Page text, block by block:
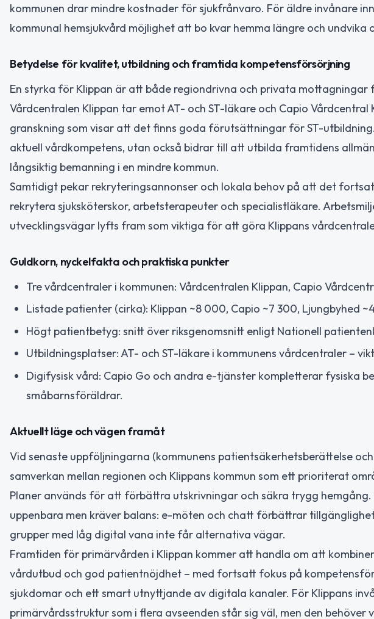
kommunen drar mindre kostnader för sjukfrånvaro. För äldre invånare
kommunal hemsjukvård möjlighet att bo kvar hemma längre och undvika
Betydelse för kvalitet, utbildning och framtida kompetensförsörjning
En styrka för Klippan är att både regiondrivna och privata mottagningar
Vårdcentralen Klippan tar emot AT- och ST-läkare och Capio Vårdcentral
granskning som visar att det finns goda förutsättningar för ST-
aktuell vårdkompetens, utan också bidrar till att utbilda framtidens
långsiktig bemanning i en mindre kommun.
Samtidigt pekar rekryteringsannonser och lokala behov på att det
rekrytera sjuksköterskor, arbetsterapeuter och specialistläkare.
utvecklingsvägar lyfts fram som viktiga för att göra Klippans
Guldkorn, nyckelfakta och praktiska punkter
Tre vårdcentraler i kommunen: Vårdcentralen Klippan, Capio
Listade patienter (cirka): Klippan ~8 000, Capio ~7 300, Ljungbyhed
Högt patientbetyg: snitt över riksgenomsnitt enligt Nationell
Utbildningsplatser: AT- och ST-läkare i kommunens vårdcentraler –
Digifysisk vård: Capio Go och andra e-tjänster kompletterar fysiska
småbarnsföräldrar.
Aktuellt läge och vägen framåt
Vid senaste uppföljningarna (kommunens patientsäkerhetsberättelse
samverkan mellan regionen och Klippans kommun som ett prioriterat
Planer används för att förbättra utskrivningar och säkra trygg
uppenbara men kräver balans: e-möten och chatt förbättrar
grupper med låg digital vana inte får alternativa vägar.
Framtiden för primärvården i Klippan kommer att handla om att
vårdutbud och god patientnöjdhet – med fortsatt fokus på
sjukdomar och ett smart utnyttjande av digitala kanaler. För Klippans
primärvårdsstruktur som i flera avseenden står sig väl, men den